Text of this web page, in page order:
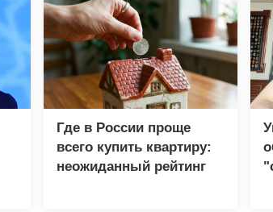
Где в России проще
всего купить квартиру:
неожиданный рейтинг